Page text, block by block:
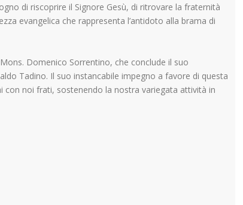
di riscoprire il Signore Gesù, di ritrovare la fraternità
evangelica che rappresenta l’antidoto alla brama di
Domenico Sorrentino, che conclude il suo
Tadino. Il suo instancabile impegno a favore di questa
con noi frati, sostenendo la nostra variegata attività in